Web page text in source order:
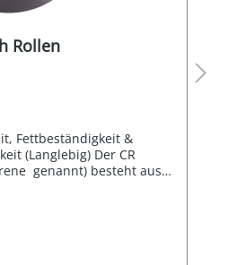
Rollen
Fettbeständigkeit &
(Langlebig) Der CR
genannt) besteht aus